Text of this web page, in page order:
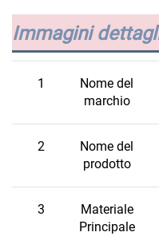
Immagini
1
Nome del
marchio
2
Nome del
prodotto
3
Materiale
Principale